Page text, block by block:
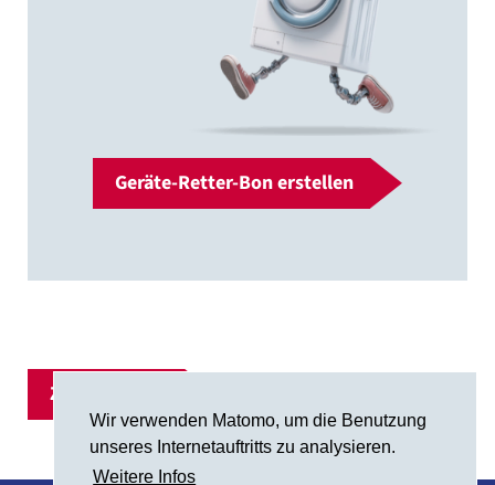
Wir verwenden Matomo, um die Benutzung
unseres Internetauftritts zu analysieren.
Weitere Infos
Geräte-Retter-Bon erstellen
Zur Übersicht